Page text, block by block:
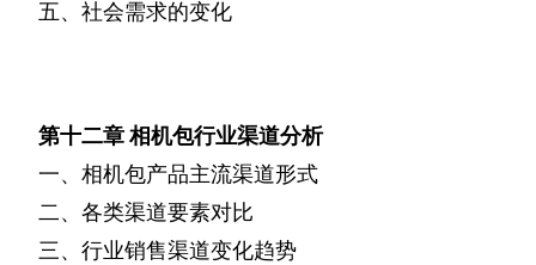
五、社会需求的变化
第十二章相机包行业渠道分析
一、相机包产品主流渠道形式
二、各类渠道要素对比
三、行业销售渠道变化趋势